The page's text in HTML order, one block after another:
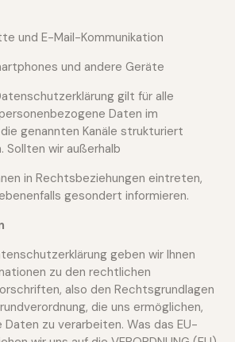
und E-Mail-Kommunikation
und andere Geräte
gilt für alle
Daten im
genannten Kanäle strukturiert
wir außerhalb
in Rechtsbeziehungen eintreten,
gesondert informieren.
geben wir Ihnen
zu den rechtlichen
also den Rechtsgrundlagen
die uns ermöglichen,
zu verarbeiten. Was das EU-